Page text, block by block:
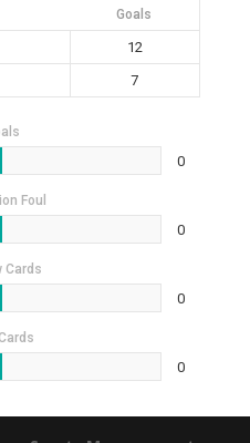
Goals
12
7
0
Foul
0
Cards
0
0